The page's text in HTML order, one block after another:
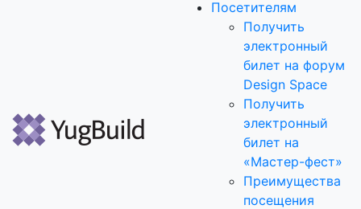
Посетителям
Получить
электронный
билет на форум
Design Space
Получить
электронный
билет на
«Мастер-фест»
Преимущества
посещения